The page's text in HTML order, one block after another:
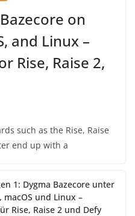
on
and Linux –
Rise, Raise 2,
such as the Rise, Raise
end up with a
1: Dygma Bazecore unter
macOS und Linux –
Rise, Raise 2 und Defy